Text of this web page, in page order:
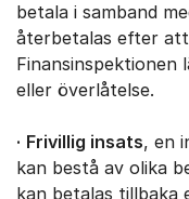
betala i samband
återbetalas efter
eller överlåtelse.
· Frivillig insats, en
kan bestå av olika
kan betalas